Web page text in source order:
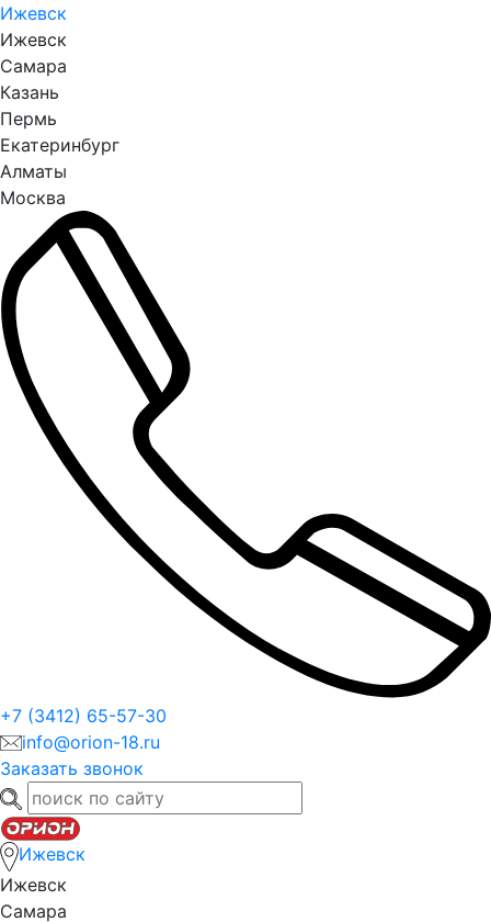
Ижевск
Ижевск
Самара
Казань
Пермь
Екатеринбург
Алматы
Москва
+7 (3412) 65-57-30
info@orion-18.ru
Заказать звонок
Ижевск
Ижевск
Самара